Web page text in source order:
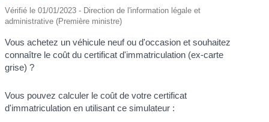
Vérifié le 01/01/2023 - Direction de l'information légale et
administrative (Première ministre)
Vous achetez un véhicule neuf ou d'occasion et souhaitez
connaître le coût du certificat d'immatriculation (ex-carte
grise) ?
Vous pouvez calculer le coût de votre certificat
d'immatriculation en utilisant ce simulateur :